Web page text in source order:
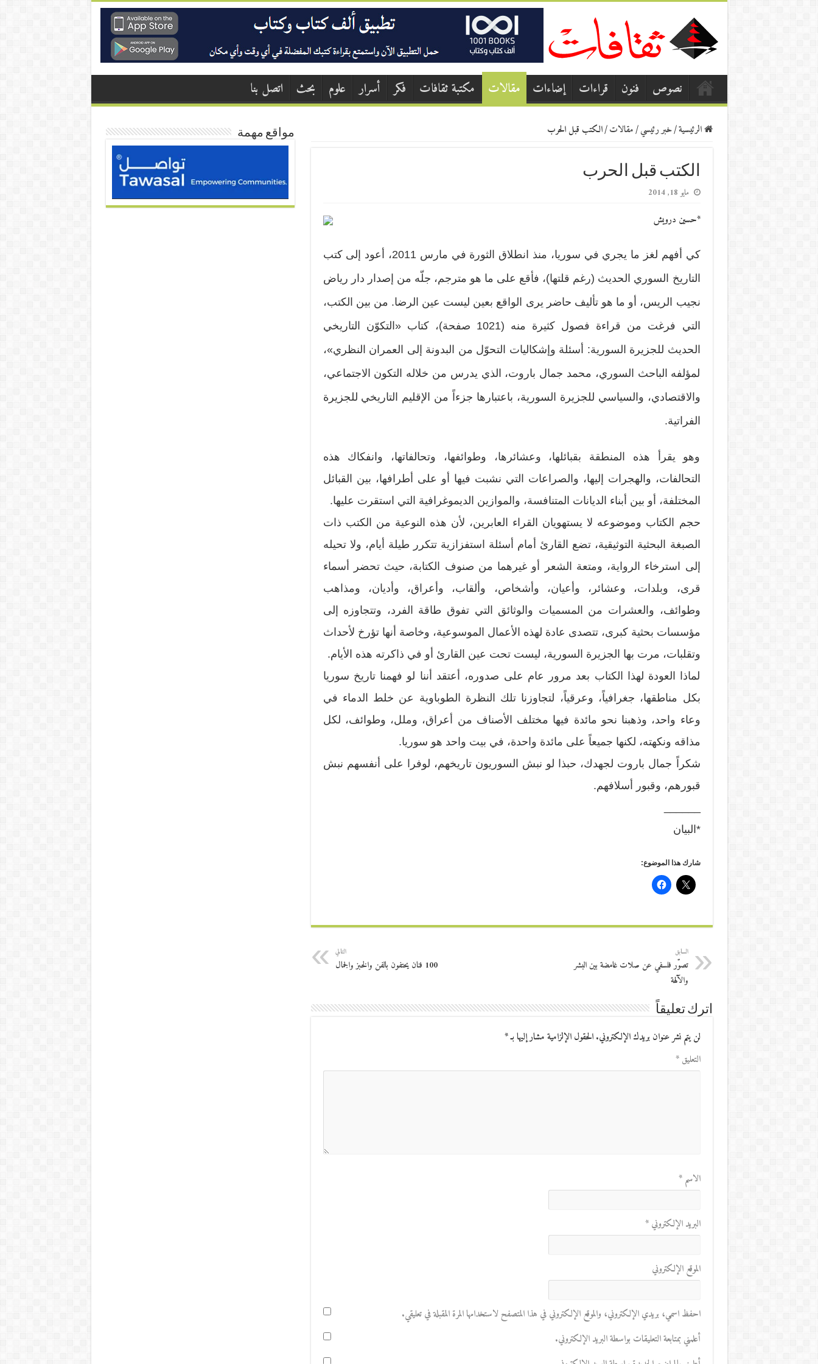
نصوص فنون قراءات إضاءات مقالات مكتبة ثقافات فكر أسرار علوم بحث اتصل بنا
الرئيسية/خبر رئيسي/مقالات/الكتب قبل الحرب
الكتب قبل الحرب
مايو 18, 2014
*حسين درويش
كي أفهم لغز ما يجري في سوريا، منذ انطلاق الثورة في مارس 2011، أعود إلى كتب
التاريخ السوري الحديث (رغم قلتها)، فأقع على ما هو مترجم، جلّه من إصدار دار رياض
نجيب الريس، أو ما هو تأليف حاضر يرى الواقع بعين ليست عين الرضا. من بين الكتب،
التي فرغت من قراءة فصول كثيرة منه (1021 صفحة)، كتاب «التكوّن التاريخي
الحديث للجزيرة السورية: أسئلة وإشكاليات التحوّل من البدونة إلى العمران النظري»،
لمؤلفه الباحث السوري، محمد جمال باروت، الذي يدرس من خلاله التكون الاجتماعي،
والاقتصادي، والسياسي للجزيرة السورية، باعتبارها جزءاً من الإقليم التاريخي للجزيرة
الفراتية.
وهو يقرأ هذه المنطقة بقبائلها، وعشائرها، وطوائفها، وتحالفاتها، وانفكاك هذه
التحالفات، والهجرات إليها، والصراعات التي نشبت فيها أو على أطرافها، بين القبائل
المختلفة، أو بين أبناء الديانات المتنافسة، والموازين الديموغرافية التي استقرت عليها.
حجم الكتاب وموضوعه لا يستهويان القراء العابرين، لأن هذه النوعية من الكتب ذات
الصبغة البحثية التوثيقية، تضع القارئ أمام أسئلة استفزازية تتكرر طيلة أيام، ولا تحيله
إلى استرخاء الرواية، ومتعة الشعر أو غيرهما من صنوف الكتابة، حيث تحضر أسماء
قرى، وبلدات، وعشائر، وأعيان، وأشخاص، وألقاب، وأعراق، وأديان، ومذاهب
وطوائف، والعشرات من المسميات والوثائق التي تفوق طاقة الفرد، وتتجاوزه إلى
مؤسسات بحثية كبرى، تتصدى عادة لهذه الأعمال الموسوعية، وخاصة أنها تؤرخ لأحداث
وتقلبات، مرت بها الجزيرة السورية، ليست تحت عين القارئ أو في ذاكرته هذه الأيام.
لماذا العودة لهذا الكتاب بعد مرور عام على صدوره، أعتقد أننا لو فهمنا تاريخ سوريا
بكل مناطقها، جغرافياً، وعرقياً، لتجاوزنا تلك النظرة الطوباوية عن خلط الدماء في
وعاء واحد، وذهبنا نحو مائدة فيها مختلف الأصناف من أعراق، وملل، وطوائف، لكل
مذاقه ونكهته، لكنها جميعاً على مائدة واحدة، في بيت واحد هو سوريا.
شكراً جمال باروت لجهدك، حبذا لو نبش السوريون تاريخهم، لوفرا على أنفسهم نبش
قبورهم، وقبور أسلافهم.
*البيان
شارك هذا الموضوع:
السابق
تصوّر فلسفي عن صلات غامضة بين البشر
والآلهة
التالي
100 فنان يحتفون بالفن والخبز والجمال
اترك تعليقاً
لن يتم نشر عنوان بريدك الإلكتروني. الحقول الإلزامية مشار إليها بـ*
التعليق*
الاسم*
البريد الإلكتروني*
الموقع الإلكتروني
احفظ اسمي، بريدي الإلكتروني، والموقع الإلكتروني في هذا المتصفح لاستخدامها المرة المقبلة في تعليقي.
أعلمني بمتابعة التعليقات بواسطة البريد الإلكتروني.
مواقع مهمة